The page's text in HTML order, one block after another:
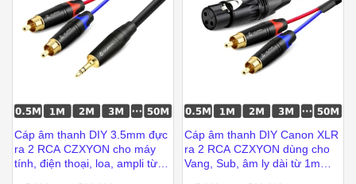
Cáp âm thanh DIY 3.5mm đực
ra 2 RCA CZXYON cho máy
tính, điện thoại, loa, ampli từ
Cáp âm thanh DIY Canon XLR
ra 2 RCA CZXYON dùng cho
Vang, Sub, âm ly dài từ 1m